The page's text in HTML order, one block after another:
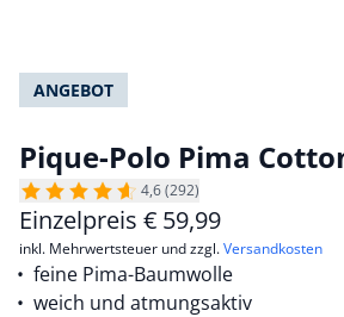
ANGEBOT
Pique-Polo Pima
4,6 (292)
Einzelpreis € 59,99
inkl. Mehrwertsteuer und zzgl.Versandkosten
feine Pima-Baumwolle
weich und atmungsaktiv